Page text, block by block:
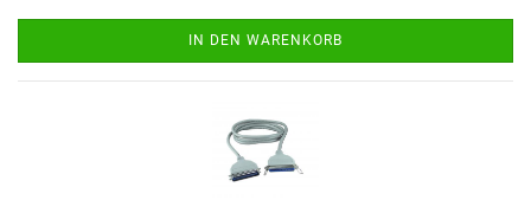
IN DEN WARENKORB